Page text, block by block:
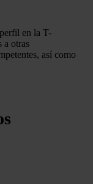
en la T-
a otras
así como